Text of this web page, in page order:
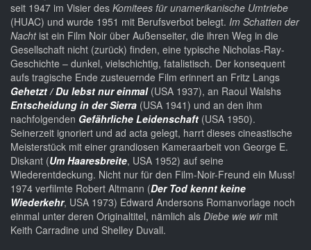
seit 1947 im Visier des Komitees für unamerikanische Umtriebe
(HUAC) und wurde 1951 mit Berufsverbot belegt. Im Schatten der
Nachtist ein Film Noir über Außenseiter, die ihren Weg in die
Gesellschaft nicht (zurück) finden, eine typische Nicholas-Ray-
Geschichte – dunkel, vielschichtig, fatalistisch. Der konsequent
aufs tragische Ende zusteuernde Film erinnert an Fritz Langs
Gehetzt / Du lebst nur einmal(USA 1937), an Raoul Walshs
Entscheidung in der Sierra (USA 1941) und an den ihm
nachfolgenden Gefährliche Leidenschaft (USA 1950).
Seinerzeit ignoriert und ad acta gelegt, harrt dieses cineastische
Meisterstück mit einer grandiosen Kameraarbeit von George E.
Diskant (Um Haaresbreite, USA 1952) auf seine
Wiederentdeckung. Nicht nur für den Film-Noir-Freund ein Muss!
1974 verfilmte Robert Altmann (Der Tod kennt keine
Wiederkehr, USA 1973) Edward Andersons Romanvorlage noch
einmal unter deren Originaltitel, nämlich als Diebe wie wirmit
Keith Carradine und Shelley Duvall.